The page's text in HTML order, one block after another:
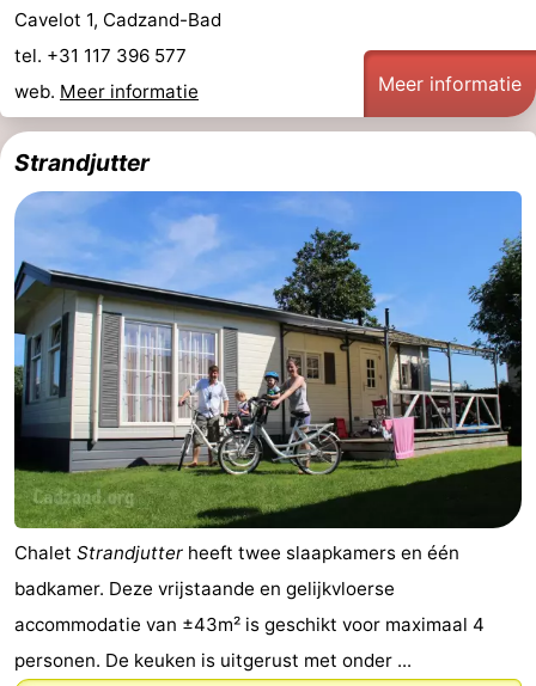
Zien
&
doen
Bezienswaardigheden
-
Musea
Monumenten
Molens
-
Uitkijkpunten
Attracties
-
Rondvaarten
Speeltuinen
-
Binnenspeeltuinen
-
Bowlen
-
Minigolfbanen
Wellness
Cavelot 1, Cadzand-Bad
tel. +31 117 396 577
web. Meer informatie Meer informatie
Strandjutter
Chalet Strandjutter heeft twee slaapkamers en één
badkamer. Deze vrijstaande en gelijkvloerse
accommodatie van ±43m² is geschikt voor maximaal 4
personen. De keuken is uitgerust met onder ...